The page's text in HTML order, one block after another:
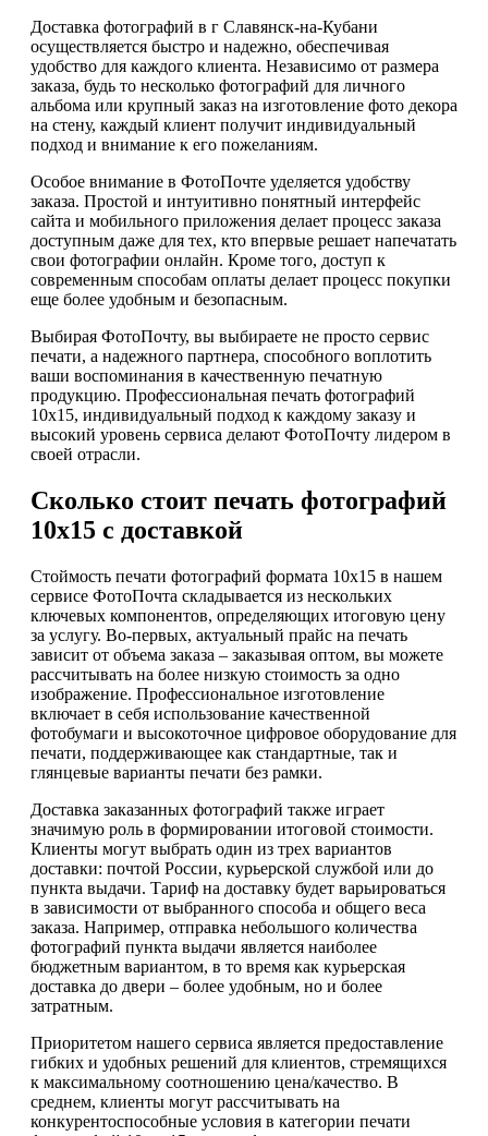
Доставка фотографий в г Славянск-на-Кубани
осуществляется быстро и надежно, обеспечивая
удобство для каждого клиента. Независимо от размера
заказа, будь то несколько фотографий для личного
альбома или крупный заказ на изготовление фото декора
на стену, каждый клиент получит индивидуальный
подход и внимание к его пожеланиям.
Особое внимание в ФотоПочте уделяется удобству
заказа. Простой и интуитивно понятный интерфейс
сайта и мобильного приложения делает процесс заказа
доступным даже для тех, кто впервые решает напечатать
свои фотографии онлайн. Кроме того, доступ к
современным способам оплаты делает процесс покупки
еще более удобным и безопасным.
Выбирая ФотоПочту, вы выбираете не просто сервис
печати, а надежного партнера, способного воплотить
ваши воспоминания в качественную печатную
продукцию. Профессиональная печать фотографий
10х15, индивидуальный подход к каждому заказу и
высокий уровень сервиса делают ФотоПочту лидером в
своей отрасли.
Сколько стоит печать фотографий
10х15 с доставкой
Стоймость печати фотографий формата 10х15 в нашем
сервисе ФотоПочта складывается из нескольких
ключевых компонентов, определяющих итоговую цену
за услугу. Во-первых, актуальный прайс на печать
зависит от объема заказа – заказывая оптом, вы можете
рассчитывать на более низкую стоимость за одно
изображение. Профессиональное изготовление
включает в себя использование качественной
фотобумаги и высокоточное цифровое оборудование для
печати, поддерживающее как стандартные, так и
глянцевые варианты печати без рамки.
Доставка заказанных фотографий также играет
значимую роль в формировании итоговой стоимости.
Клиенты могут выбрать один из трех вариантов
доставки: почтой России, курьерской службой или до
пункта выдачи. Тариф на доставку будет варьироваться
в зависимости от выбранного способа и общего веса
заказа. Например, отправка небольшого количества
фотографий пункта выдачи является наиболее
бюджетным вариантом, в то время как курьерская
доставка до двери – более удобным, но и более
затратным.
Приоритетом нашего сервиса является предоставление
гибких и удобных решений для клиентов, стремящихся
к максимальному соотношению цена/качество. В
среднем, клиенты могут рассчитывать на
конкурентоспособные условия в категории печати